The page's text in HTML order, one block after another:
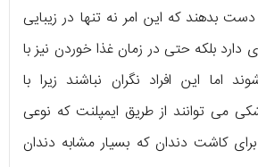
بدهند که این امر نه تنها در زیبایی
دارد بلکه حتی در زمان غذا خوردن نیز با
این افراد نگران نباشند زیرا با
می توانند از طریق ایمپلنت که نوعی
کاشت دندان که بسیار مشابه دندان